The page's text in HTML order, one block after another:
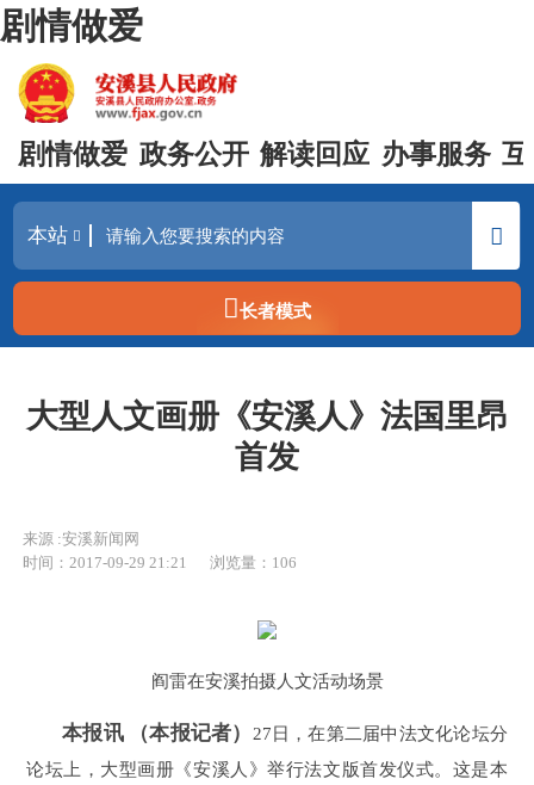
剧情做爱
剧情做爱 政务公开 解读回应 办事服务
长者模式
大型人文画册《安溪人》法国里昂
首发
来源 :安溪新闻网
时间：2017-09-29 21:21
浏览量： 106
阎雷在安溪拍摄人文活动场景
本报讯 （本报记者）
27日，在第二届中法文化论坛分
论坛上，大型画册《安溪人》举行法文版首发仪式。这是本